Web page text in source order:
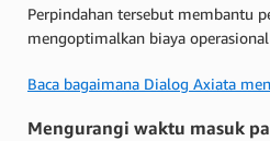
Perpindahan tersebut membantu
mengoptimalkan biaya
Baca bagaimana Dialog Axiata
Mengurangi waktu masuk